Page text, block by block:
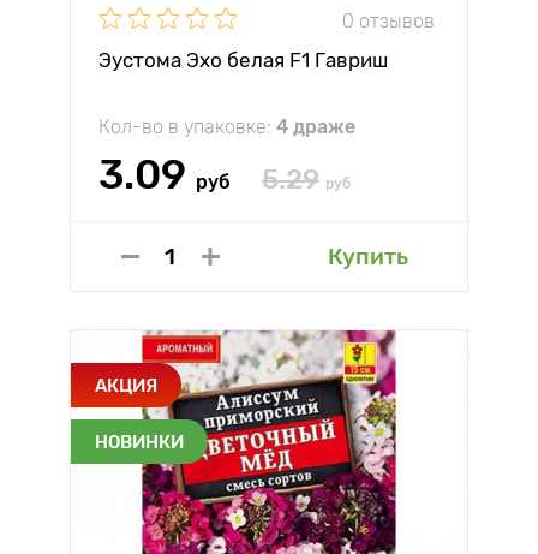
0 отзывов
Эустома Эхо белая F1 Гавриш
Кол-во в упаковке: 4 драже
3.09 руб 5.29 руб
Купить
АКЦИЯ
НОВИНКИ